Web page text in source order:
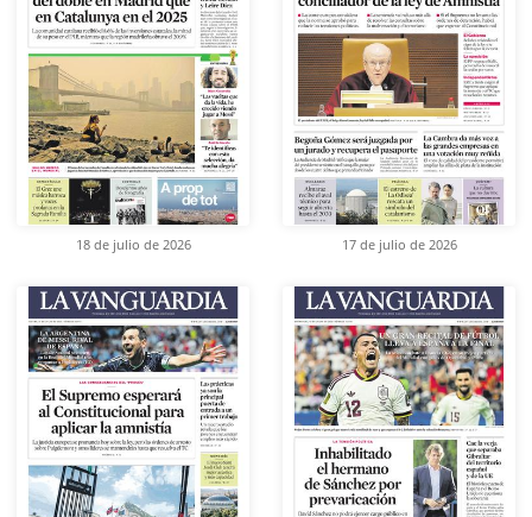
18 de julio de 2026 17 de julio de 2026